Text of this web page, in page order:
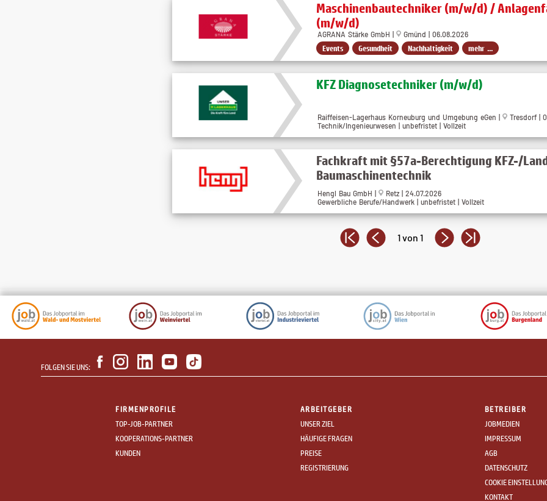
Maschinenbautechniker (m/w/d) /
(m/w/d)
AGRANA Stärke GmbH | Gmünd | 06.08.2026
Events Gesundheit Nachhaltigkeit mehr ...
KFZ Diagnosetechniker (m/w/d)
Raiffeisen-Lagerhaus Korneuburg und Umgebung eGen |
Tresdorf |
Technik/Ingenieurwesen | unbefristet | Vollzeit
Fachkraft mit §57a-Berechtigung KFZ-/
Baumaschinentechnik
Hengl Bau GmbH |
Retz | 24.07.2026
Gewerbliche Berufe/Handwerk | unbefristet | Vollzeit
1 von 1
FOLGEN SIE UNS:
FIRMENPROFILE
TOP-JOB-PARTNER
KOOPERATIONS-PARTNER
KUNDEN
ARBEITGEBER
UNSER ZIEL
HÄUFIGE FRAGEN
PREISE
REGISTRIERUNG
BETREIBER
JOBMEDIEN
IMPRESSUM
AGB
DATENSCHUTZ
COOKIE
KONTAKT